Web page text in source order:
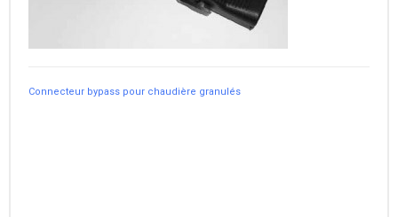
Connecteur bypass pour chaudière granulés